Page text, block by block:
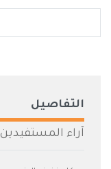
التفاصيل
آراء المستفيدين